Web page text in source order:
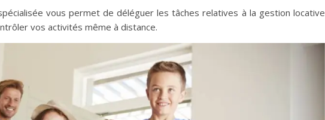
vous permet de déléguer les tâches relatives à la gestion locative
vos activités même à distance.